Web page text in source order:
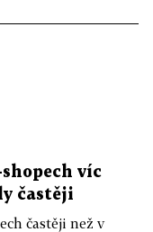
víc
častěji
častěji než v